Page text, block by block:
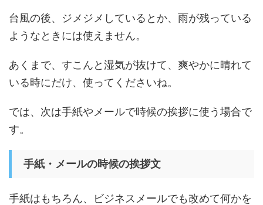
台風の後、ジメジメしているとか、雨が残っている
ようなときには使えません。
あくまで、すこんと湿気が抜けて、爽やかに晴れて
いる時にだけ、使ってくださいね。
では、次は手紙やメールで時候の挨拶に使う場合で
す。
手紙・メールの時候の挨拶文
手紙はもちろん、ビジネスメールでも改めて何かを